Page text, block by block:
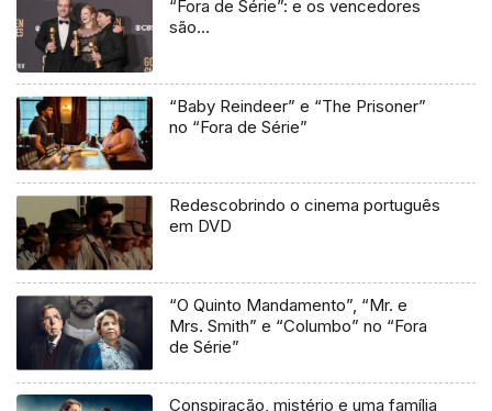
“Fora de Série”: e os vencedores
são…
“Baby Reindeer” e “The Prisoner”
no “Fora de Série”
Redescobrindo o cinema português
em DVD
“O Quinto Mandamento”, “Mr. e
Mrs. Smith” e “Columbo” no “Fora
de Série”
Conspiração, mistério e uma família